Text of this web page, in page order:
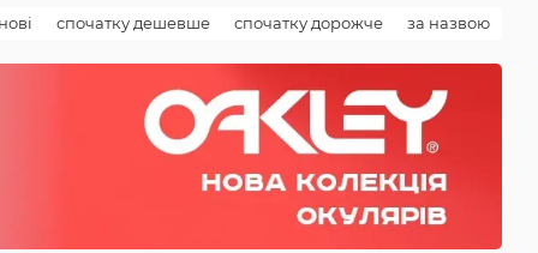
спочатку дешевше спочатку дорожче за назвою